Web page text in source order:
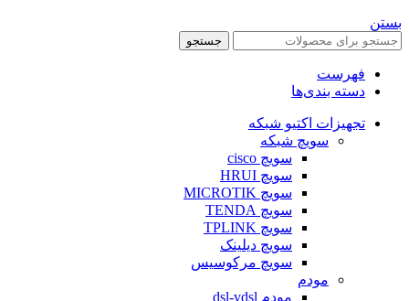
بستن
جستجو
فهرست
دسته بندی‌ها
تجهیزات اکتیو شبکه
سویچ شبکه
سویچ cisco
سویچ HRUI
سویچ MICROTIK
سویچ TENDA
سویچ TPLINK
سویچ دیلینک
سویچ مرکوسیس
مودم
مودم dsl-vdsl